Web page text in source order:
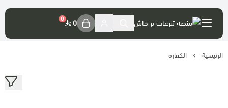
العربية |
حسابي
0 0
الرئيسية الكفاره